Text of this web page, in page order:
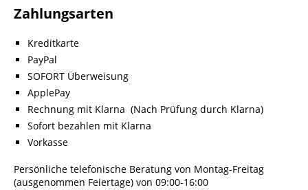
Zahlungsarten
Kreditkarte
PayPal
SOFORT Überweisung
ApplePay
Rechnung mit Klarna (Nach Prüfung durch Klarna)
Sofort bezahlen mit Klarna
Vorkasse
Persönliche telefonische Beratung von Montag-Freitag
(ausgenommen Feiertage) von 09:00-16:00